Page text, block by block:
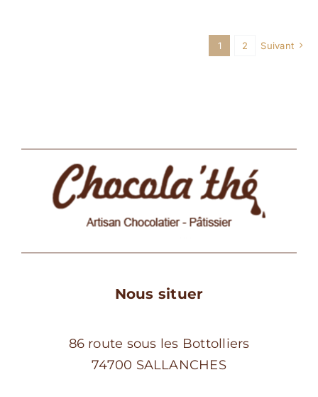
1 2 Suivant
Nous situer
86 route sous les Bottolliers
74700 SALLANCHES